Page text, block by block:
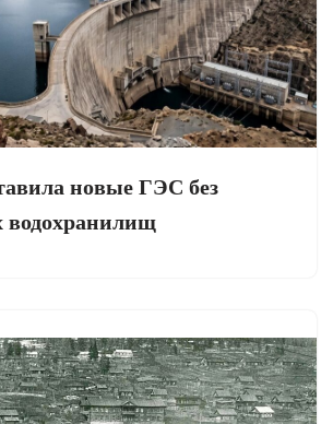
новые ГЭС без